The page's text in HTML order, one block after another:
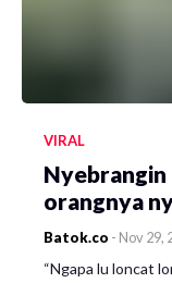
VIRAL
Nyebrangin
orangnya
Batok.co - Nov 29,
“Ngapa lu loncat